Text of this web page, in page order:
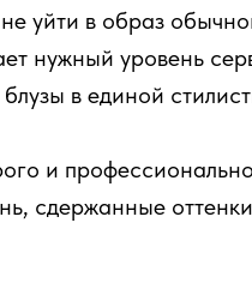
уйти в образ
нужный уровень
в единой
и
сдержанные